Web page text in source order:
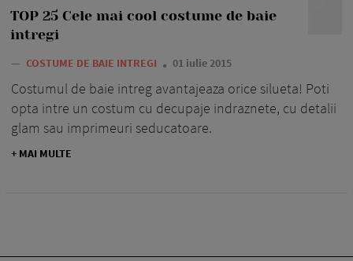
TOP 25 Cele mai cool costume de baie
intregi
— COSTUME DE BAIE INTREGI 01 iulie 2015
Costumul de baie intreg avantajeaza orice silueta! Poti
opta intre un costum cu decupaje indraznete, cu detalii
glam sau imprimeuri seducatoare.
+ MAI MULTE